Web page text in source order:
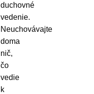
duchovné
vedenie.
Neuchovávajte
doma
nič,
čo
vedie
k